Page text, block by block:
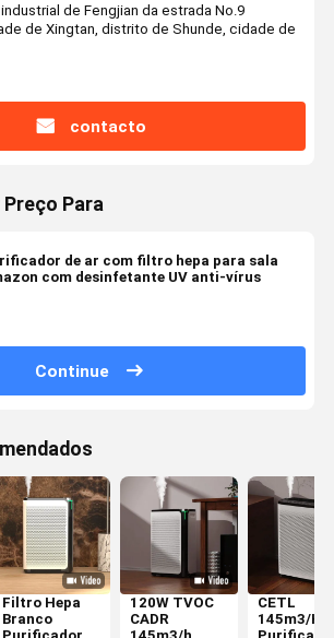
de Fengjian da estrada No.9
de Xingtan, distrito de Shunde, cidade de
contacto
Para
de ar com filtro hepa para sala
com desinfetante UV anti-vírus
Continue
Filtro Hepa
Branco
120W TVOC
CADR
CETL
145m3/H